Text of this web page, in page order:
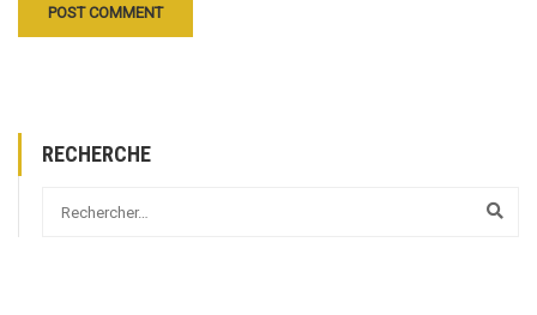
RECHERCHE